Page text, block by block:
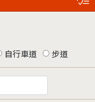
自行車道 步道